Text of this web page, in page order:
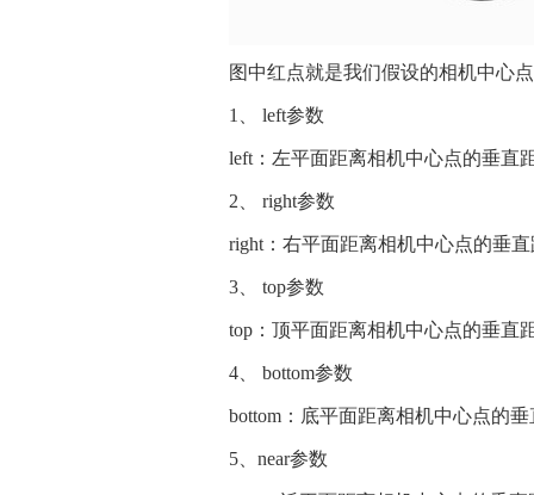
图中红点就是我们假设的相机中心
1、 left参数
left：左平面距离相机中心点的垂直
2、 right参数
right：右平面距离相机中心点的垂
3、 top参数
top：顶平面距离相机中心点的垂直
4、 bottom参数
bottom：底平面距离相机中心点的
5、near参数